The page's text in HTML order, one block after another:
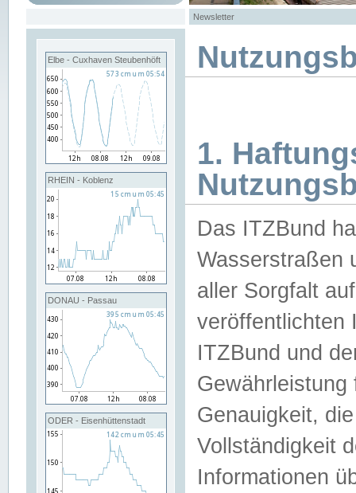
Newsletter
Elbe - Cuxhaven Steubenhöft
RHEIN - Koblenz
DONAU - Passau
ODER - Eisenhüttenstadt
1.
Das ITZBund
Wasserstraßen
aller Sorgfalt
veröffentlichten
ITZBund und
Genauigkeit,
Vollständigkeit
Informationen